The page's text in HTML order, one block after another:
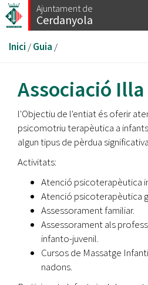
Vés
al
Ajuntament de
Cerdanyola
Esteu
aquí
Inici /Guia /
Associació
l'Objectiu de l'entiat és oferir
psicomotriu terapèutica a
algun tipus de pèrdua
Activitats:
Atenció psicoterapèutica
Atenció psicoterapèutica
Assessorament familiar.
Assessorament als
infanto-juvenil.
Cursos de Massatge
nadons.